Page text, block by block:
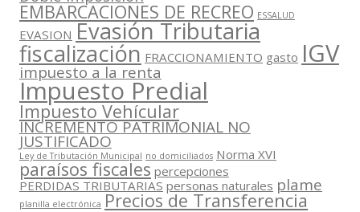
EMBARCACIONES DE RECREO ESSALUD
EVASION Evasión Tributaria
fiscalización FRACCIONAMIENTO gasto IGV
impuesto a la renta
Impuesto Predial
Impuesto Vehícular
INCREMENTO PATRIMONIAL NO
JUSTIFICADO
Ley de Tributación Municipal no domiciliados Norma XVI
paraísos fiscales percepciones
PERDIDAS TRIBUTARIAS personas naturales plame
planilla electrónica Precios de Transferencia